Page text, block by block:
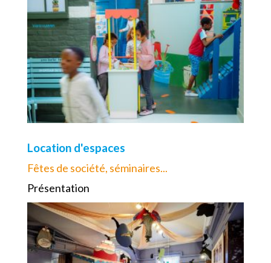
Location d'espaces
Fêtes de société, séminaires...
Présentation